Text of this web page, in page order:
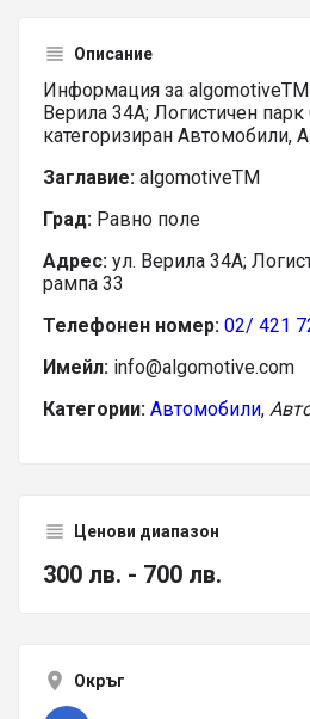
Описание
Информация за
Верила 34А; Логистичен
категоризиран Автомобили,
Заглавие: algomotiveTM
Град: Равно поле
Адрес: ул. Верила 34А;
рампа 33
Телефонен номер: 02/ 421
Имейл: info@algomotive.com
Категории: Автомобили,
Ценови диапазон
300 лв. - 700 лв.
Окръг